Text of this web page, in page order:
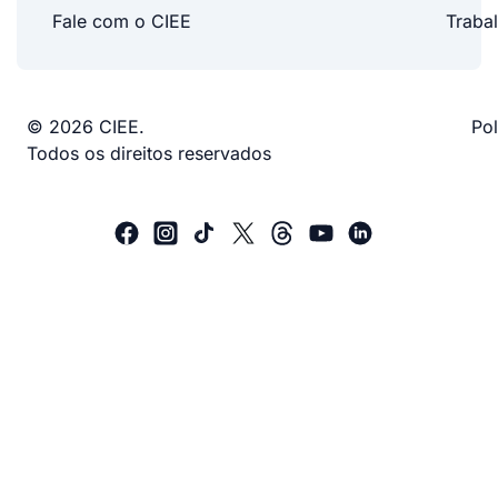
Fale com o CIEE
© 2026 CIEE.
Todos os direitos reservados